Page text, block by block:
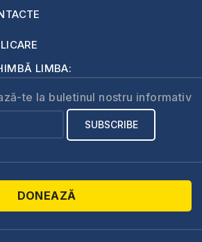
LIMBA:
te la buletinul nostru informativ
DONEAZĂ